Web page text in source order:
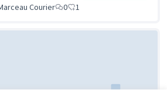
Courier
0 1